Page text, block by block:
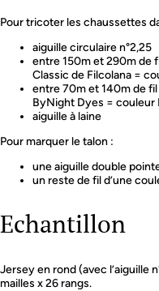
Pour tricoter les chaussettes
aiguille circulaire n°2,25
entre 150m et 290m de
Classic de Filcolana =
entre 70m et 140m de
ByNight Dyes = couleur
aiguille à laine
Pour marquer le talon :
une aiguille double
un reste de fil d’une
Echantillon
Jersey en rond (avec l’aiguille
mailles x 26 rangs.